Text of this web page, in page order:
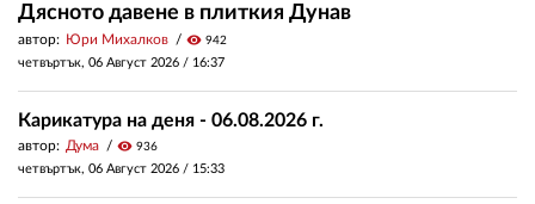
Дясното давене в плиткия Дунав
автор: Юри Михалков visibility 942
четвъртък, 06 Август 2026 / 16:37
Карикатура на деня - 06.08.2026 г.
автор: Дума visibility 936
четвъртък, 06 Август 2026 / 15:33